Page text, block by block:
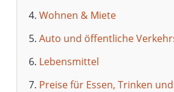
Wohnen & Miete
Auto und öffentliche
Lebensmittel
Preise für Essen, Trinken